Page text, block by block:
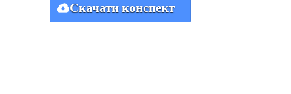
Скачати конспект